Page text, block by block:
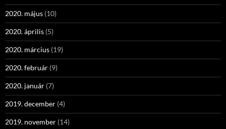
2020. május (10)
2020. április (5)
2020. március (19)
2020. február (9)
2020. január (7)
2019. december (4)
2019. november (14)